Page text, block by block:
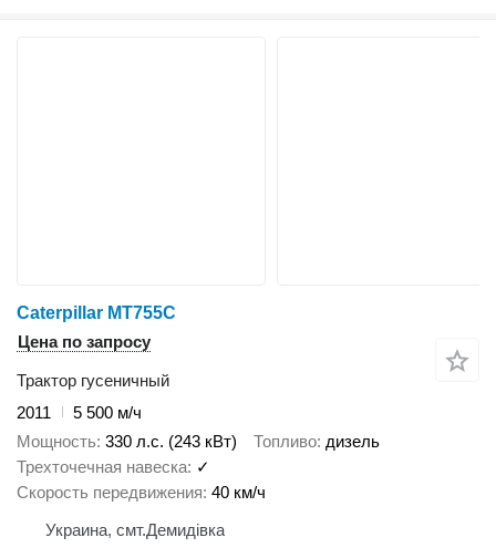
Caterpillar MT755C
Цена по запросу
Трактор гусеничный
2011
5 500 м/ч
Мощность 330 л.с. (243 кВт) Топливо дизель
Трехточечная навеска ✓
Скорость передвижения 40 км/ч
Украина, смт.Демидівка